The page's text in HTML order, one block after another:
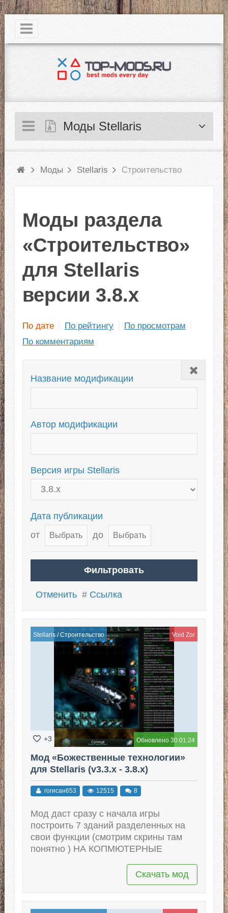
|
Моды Stellaris
Моды Stellaris Строительство
Моды раздела
«Строительство»
для Stellaris
версии 3.8.x
По дате По рейтингу
По просмотрам
По комментариям
Закрыть
Название модификации
Автор модификации
Версия игры Stellaris
Дата публикации
от
до
Отменить # Ссылка
Stellaris/Строительство Void Zor
Обновлено 30.01.24
+3
Мод «Божественные технологии»
для Stellaris (v3.3.x - 3.8.x)
гогисан653 12515 8
Мод даст сразу с начала игры
построить 7 зданий разделенных на
свои функции (смотрим скрины там
понятно ) НА КОПМЮТЕРНЫЕ
Скачать мод